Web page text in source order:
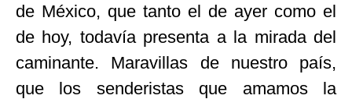
de México, que tanto el de ayer como el
de hoy, todavía presenta a la mirada del
caminante. Maravillas de nuestro país,
que los senderistas que amamos la